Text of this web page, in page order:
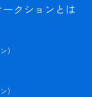
クションとは
）
）